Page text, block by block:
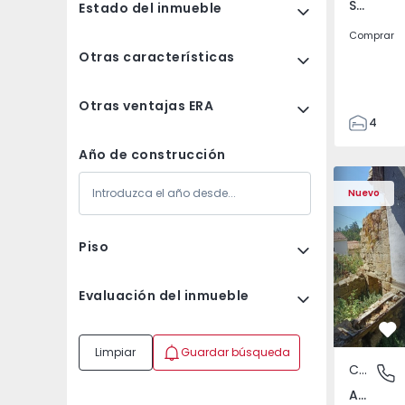
Estado del inmueble
Otras características
Otras ventajas ERA
Año de construcción
Piso
Evaluación del inmueble
Limpiar Guardar búsqueda
Santa Clara e Castelo Viegas, Coimbra
Comprar
4
150
165
88
1
Nuevo
Casa T2 com
Casa
Abrunhosa do Mato, Mangualde